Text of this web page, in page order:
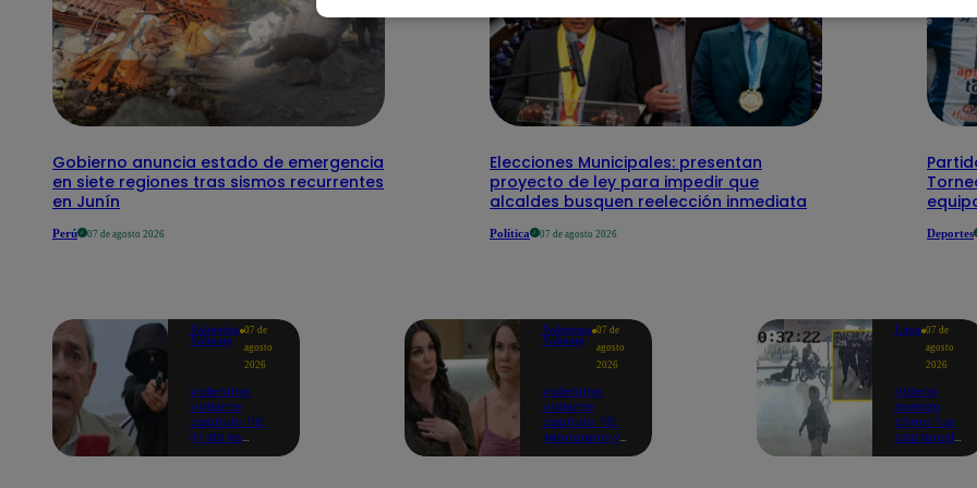
Gobierno anuncia estado de emergencia
en siete regiones tras sismos recurrentes
en Junín
Perú 07 de agosto 2026
Elecciones Municipales: presentan
proyecto de ley para impedir que
alcaldes busquen reelección inmediata
Política 07 de agosto 2026 Deportes
Valentina
Valiente
07 de
agosto
2026
Valentina
Valiente
capítulo 110:
¡Frida es
Valentina
Valiente
07 de
agosto
2026
Valentina
Valiente
capítulo 110:
¡Macarena ya
Lima 07 de
agosto
2026
Videos
revelan
cómo fue
capturado